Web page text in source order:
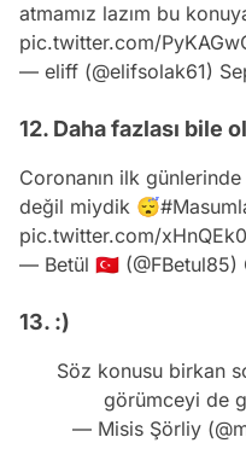
atmamız lazım bu
pic.twitter.com/
— eliff (@elifsolak61)
12. Daha fazlası bile
Coronanın ilk
değil miydik 😴
pic.twitter.com/
— Betül 🇹🇷 (@FBetul85)
13. :)
Söz konusu birkan
görümceyi de
— Misis Şörliy